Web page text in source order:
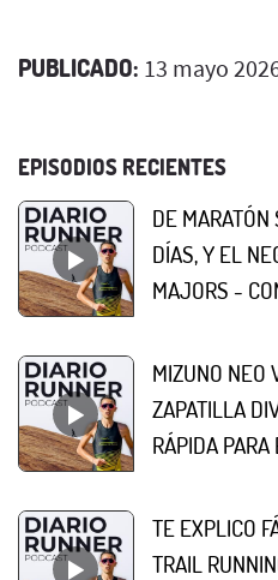
PUBLICADO: 13 mayo
EPISODIOS RECIENTES
DE
DÍAS, Y EL
MAJORS -
MIZUNO NEO
ZAPATILLA
RÁPIDA PARA
TE EXPLICO
TRAIL